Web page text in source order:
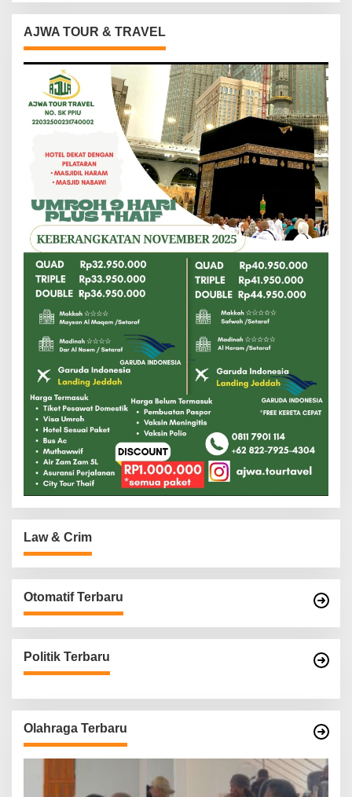
AJWA TOUR & TRAVEL
Law & Crim
Otomatif Terbaru
Politik Terbaru
Olahraga Terbaru